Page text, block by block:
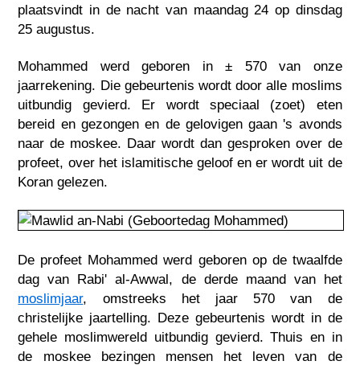
plaatsvindt in de nacht van maandag 24 op dinsdag
25 augustus.
Mohammed werd geboren in ± 570 van onze
jaarrekening. Die gebeurtenis wordt door alle moslims
uitbundig gevierd. Er wordt speciaal (zoet) eten
bereid en gezongen en de gelovigen gaan 's avonds
naar de moskee. Daar wordt dan gesproken over de
profeet, over het islamitische geloof en er wordt uit de
Koran gelezen.
De profeet Mohammed werd geboren op de twaalfde
dag van Rabi' al-Awwal, de derde maand van het
moslimjaar, omstreeks het jaar 570 van de
christelijke jaartelling. Deze gebeurtenis wordt in de
gehele moslimwereld uitbundig gevierd. Thuis en in
de moskee bezingen mensen het leven van de